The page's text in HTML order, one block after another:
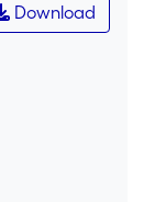
Download